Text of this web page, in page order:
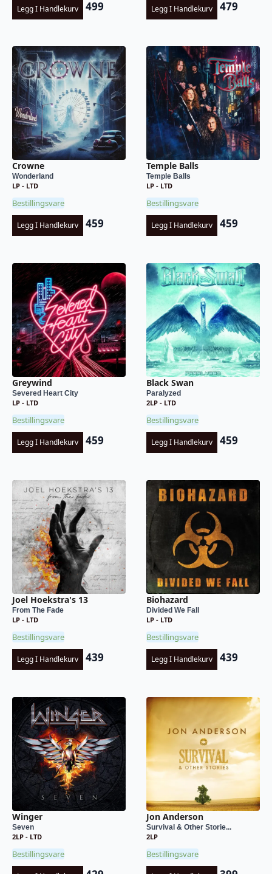
Legg I Handlekurv 499 Legg I Handlekurv 479
Crowne
Wonderland
LP - LTD
Bestillingsvare
Legg I Handlekurv 459
Temple Balls
Temple Balls
LP - LTD
Bestillingsvare
Legg I Handlekurv 459
Greywind
Severed Heart City
LP - LTD
Bestillingsvare
Legg I Handlekurv 459
Black Swan
Paralyzed
2LP - LTD
Bestillingsvare
Legg I Handlekurv 459
Joel Hoekstra's 13
From The Fade
LP - LTD
Bestillingsvare
Legg I Handlekurv 439
Biohazard
Divided We Fall
LP - LTD
Bestillingsvare
Legg I Handlekurv 439
Winger
Seven
2LP - LTD
Bestillingsvare
Jon Anderson
Survival & Other Storie...
2LP
Bestillingsvare